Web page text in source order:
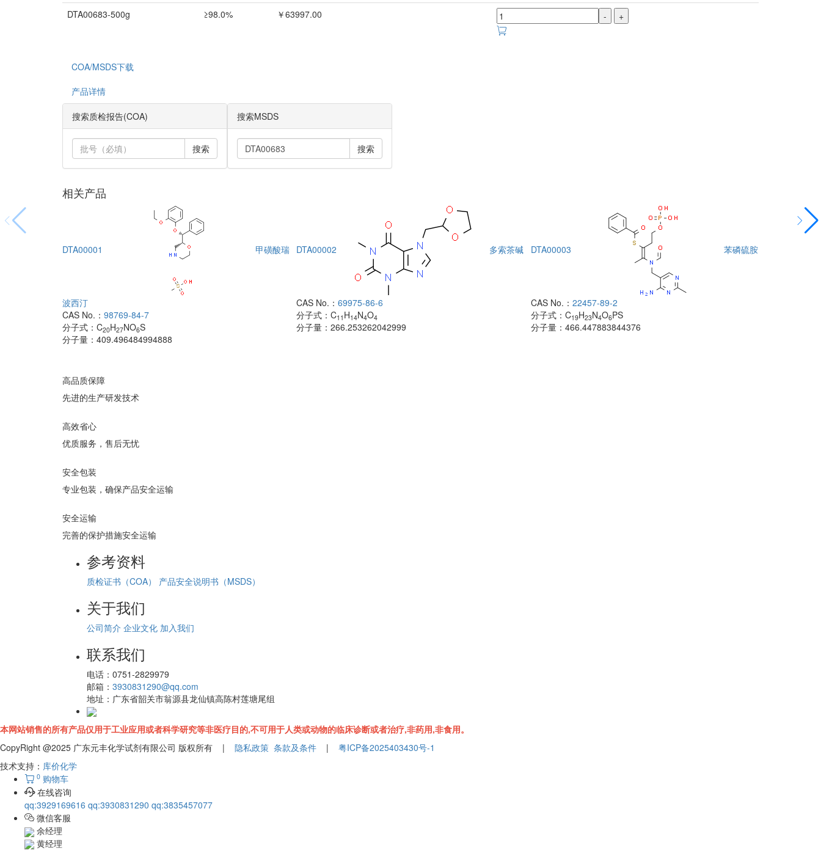
DTA00683-500g ≥98.0% ￥63997.00 - +
COA/MSDS下载
产品详情
搜索质检报告(COA)
搜索
搜索MSDS
搜索
相关产品
DTA00001 甲磺酸瑞
波西汀
CAS No.： 98769-84-7
分子式： C20H27NO6S
分子量： 409.496484994888
DTA00002 多索茶碱
CAS No.：69975-86-6
分子式：C11 H14N4O4
分子量：266.253262042999
DTA00003 苯磷硫胺
CAS No.： 22457-89-2
分子式： C19H23N4O6PS
分子量： 466.447883844376
高品质保障
先进的生产研发技术
高效省心
优质服务，售后无忧
安全包装
专业包装，确保产品安全运输
安全运输
完善的保护措施安全运输
参考资料
质检证书（COA） 产品安全说明书（MSDS）
关于我们
公司简介 企业文化 加入我们
联系我们
电话： 0751-2829979
邮箱： 3930831290@qq.com
地址： 广东省韶关市翁源县龙仙镇高陈村莲塘尾组
本网站销售的所有产品仅用于工业应用或者科学研究等非医疗目的,不可用于人类或动物的临床诊断或者治疗,非药用,非食用。
CopyRight @2025 广东元丰化学试剂有限公司 版权所有 | 隐私政策 条款及条件 | 粤ICP备2025403430号-1
技术支持： 库价化学
0 购物车
在线咨询
qq:3929169616 qq:3930831290 qq:3835457077
微信客服
余经理
黄经理